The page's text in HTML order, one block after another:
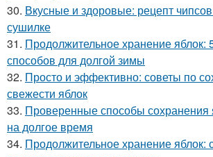
30. Вкусные и здоровые: рецепт
сушилке
31. Продолжительное хранение яблок:
способов для долгой зимы
32. Просто и эффективно: советы по
свежести яблок
33. Проверенные способы сохранения
на долгое время
34. Продолжительное хранение яблок: